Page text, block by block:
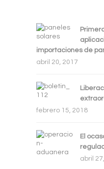
importaciones de
abril 20, 2017
febrero 15, 2018
El
abril